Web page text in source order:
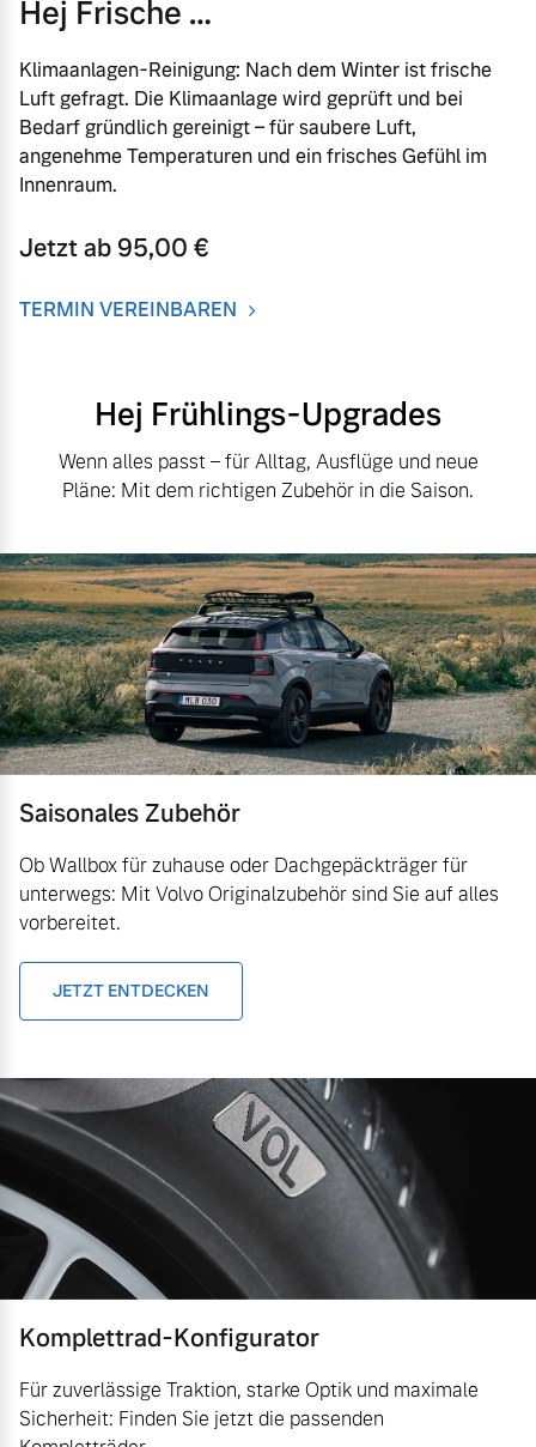
Hej Frische …
Klimaanlagen-Reinigung: Nach dem Winter ist frische
Luft gefragt. Die Klimaanlage wird geprüft und bei
Bedarf gründlich gereinigt – für saubere Luft,
angenehme Temperaturen und ein frisches Gefühl im
Innenraum.
Jetzt ab 95,00 €
TERMIN VEREINBAREN
Hej Frühlings-Upgrades
Wenn alles passt – für Alltag, Ausflüge und neue
Pläne: Mit dem richtigen Zubehör in die Saison.
Saisonales Zubehör
Ob Wallbox für zuhause oder Dachgepäckträger für
unterwegs: Mit Volvo Originalzubehör sind Sie auf alles
vorbereitet.
JETZT ENTDECKEN
Komplettrad-Konfigurator
Für zuverlässige Traktion, starke Optik und maximale
Sicherheit: Finden Sie jetzt die passenden